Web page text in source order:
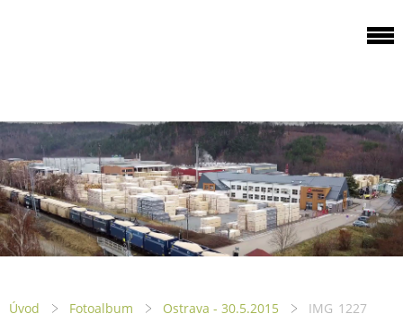
Úvod Fotoalbum Ostrava - 30.5.2015 IMG_1227